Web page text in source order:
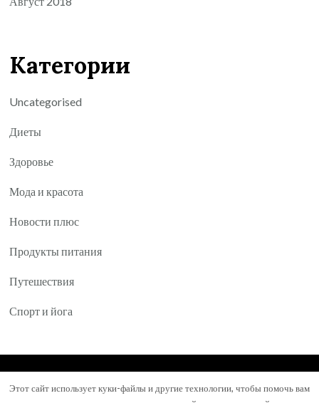
Категории
Uncategorised
Диеты
Здоровье
Мода и красота
Новости плюс
Продукты питания
Путешествия
Спорт и йога
Mental Health Coach | Разработана Blossom
Этот сайт использует куки-файлы и другие технологии, чтобы помочь вам